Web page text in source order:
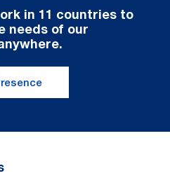
in 11 countries to
needs of our